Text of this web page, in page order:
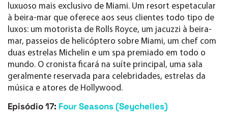
luxuoso mais exclusivo de Miami. Um resort espetacular
à beira-mar que oferece aos seus clientes todo tipo de
luxos: um motorista de Rolls Royce, um jacuzzi à beira-
mar, passeios de helicóptero sobre Miami, um chef com
duas estrelas Michelin e um spa premiado em todo o
mundo. O cronista ficará na suíte principal, uma sala
geralmente reservada para celebridades, estrelas da
música e atores de Hollywood.
Episódio 17: Four Seasons (Seychelles)